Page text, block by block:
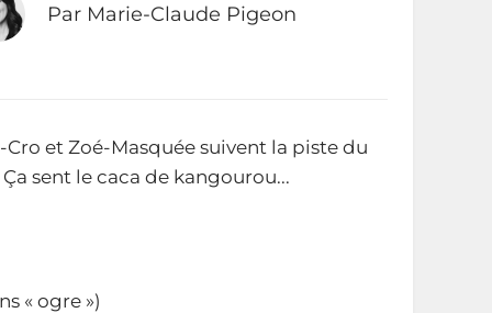
Par Marie-Claude Pigeon
et Zoé-Masquée suivent la piste du
sent le caca de kangourou...
« ogre »)